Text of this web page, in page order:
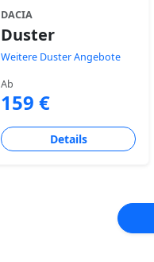
DACIA
Duster
Weitere Duster Angebote
Ab
159 €
Details